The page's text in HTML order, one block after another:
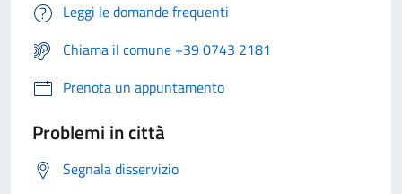
Leggi le domande frequenti
Chiama il comune +39 0743 2181
Prenota un appuntamento
Problemi in città
Segnala disservizio